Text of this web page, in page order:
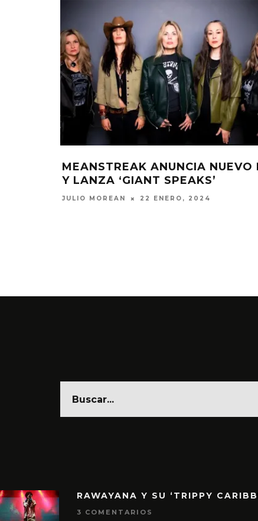
MEANSTREAK ANUNCIA NUEVO
Y LANZA ‘GIANT SPEAKS’
JULIO MOREAN 22 ENERO, 2024
RAWAYANA Y SU ‘TRIPPY
3 COMENTARIOS